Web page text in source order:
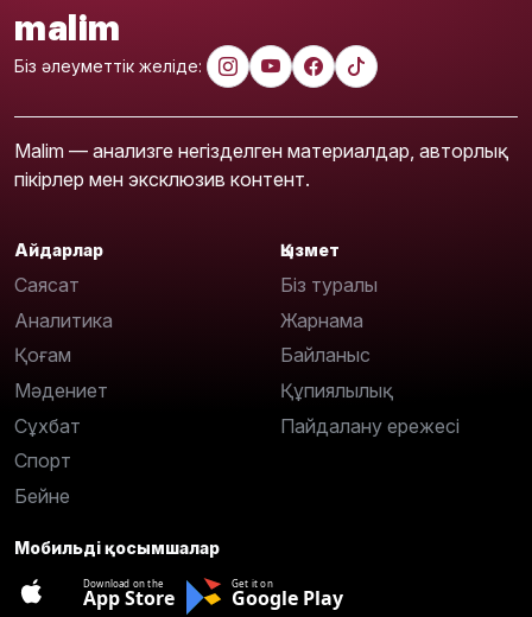
malim
Біз әлеуметтік желіде:
Malim — анализге негізделген материалдар, авторлық
пікірлер мен эксклюзив контент.
Айдарлар
Саясат
Аналитика
Қоғам
Мәдениет
Сұхбат
Спорт
Бейне
Қызмет
Біз туралы
Жарнама
Байланыс
Құпиялылық
Пайдалану ережесі
Мобильді қосымшалар
Download on the
App Store
Get it on
Google Play